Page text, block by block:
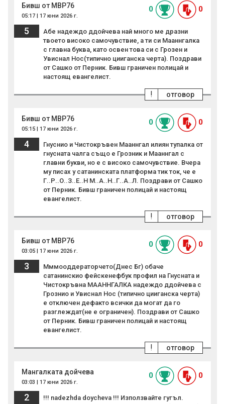
Бивш от МВР76
05:17 | 17 юни 2026 г.
0 0
5
Абе надеждо ддойчева най много ме дразни
твоето високо самочувствие, а ти си Мааннгалка
с главна буква, като освен това си с Грозен и
Увиснал Нос(типично цииганска черта). Поздрави
от Сашко от Перник. Бивш граничен полицай и
настоящ евангелист.
отговор
!
Бивш от МВР76
05:15 | 17 юни 2026 г.
0 0
4
Гнуснио и Чистокръвен Мааннгал илиян тупалка от
гнусната чалга също е Грозник и Мааннгал с
главни букви, но е с високо самочувствие. Вчера
му писах у сатанинската платформа тик ток, че е
Г..Р..О..З..Е..Н М..А..Н..Г..А..Л. Поздрави от Сашко
от Перник. Бивш граничен полицай и настоящ
евангелист.
отговор
!
Бивш от МВР76
03:05 | 17 юни 2026 г.
0 0
3
Мммооддераторчето(Днес Бг) обаче
сатанинскио фейскенефбук профил на Гнусната и
Чистокръвна МААННГАЛКА надеждо ддойчева с
Грознио и Увиснал Нос (типично цииганска черта)
е отключен дефакто всички да могат да го
разглеждат(не е ограничен). Поздрави от Сашко
от Перник. Бивш граничен полицай и настоящ
евангелист.
отговор
!
Мангалката дойчева
03:03 | 17 юни 2026 г.
0 0
2
!!! nadezhda doycheva !!! Използвайте гугъл.